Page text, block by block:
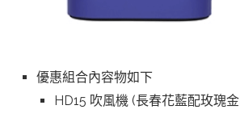
優惠組合內容物如下
HD15 吹風機 (長春花藍配玫瑰